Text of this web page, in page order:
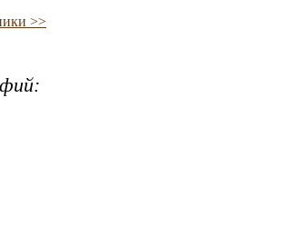
>>